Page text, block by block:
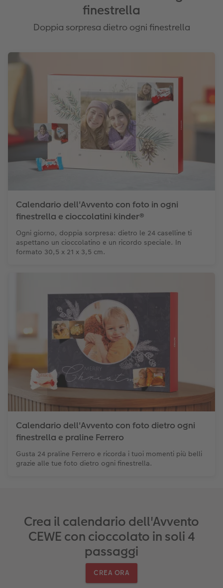
finestrella
Doppia sorpresa dietro ogni finestrella
Calendario dell'Avvento con foto in ogni
finestrella e cioccolatini kinder®
Ogni giorno, doppia sorpresa: dietro le 24 caselline ti
aspettano un cioccolatino e un ricordo speciale. In
formato 30,5 x 21 x 3,5 cm.
Calendario dell'Avvento con foto dietro ogni
finestrella e praline Ferrero
Gusta 24 praline Ferrero e ricorda i tuoi momenti più belli
grazie alle tue foto dietro ogni finestrella.
Crea il calendario dell'Avvento
CEWE con cioccolato in soli 4
passaggi
CREA ORA